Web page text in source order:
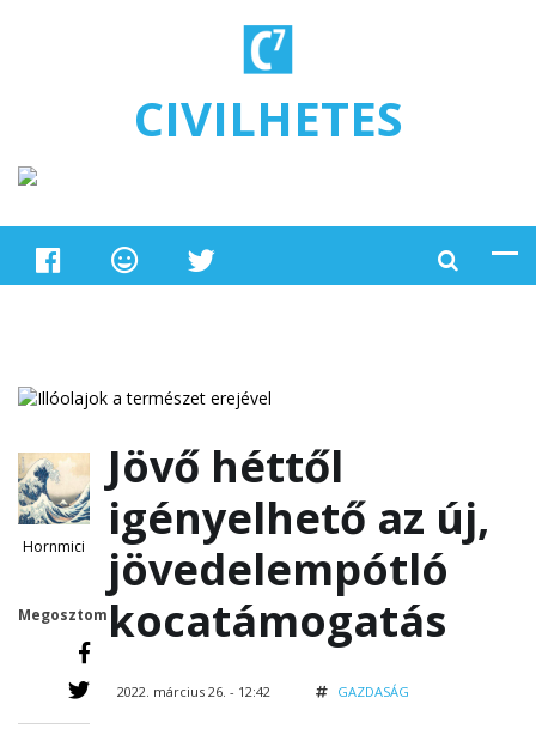
CIVILHETES
Hornmici
Megosztom
Jövő héttől
igényelhető az új,
jövedelempótló
kocatámogatás
2022. március 26. - 12:42 GAZDASÁG